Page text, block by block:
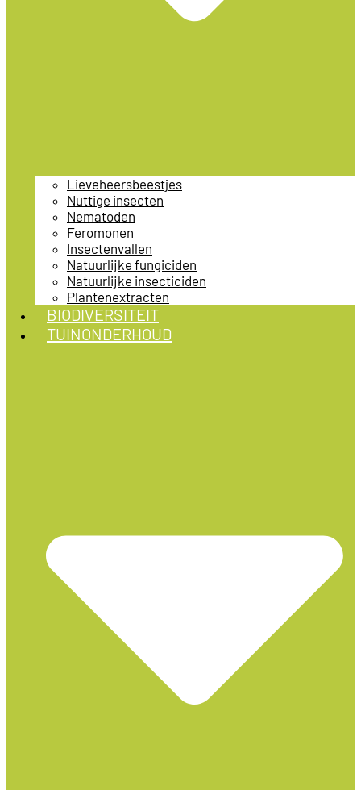
Lieveheersbeestjes
Nuttige insecten
Nematoden
Feromonen
Insectenvallen
Natuurlijke fungiciden
Natuurlijke insecticiden
Plantenextracten
BIODIVERSITEIT
TUINONDERHOUD